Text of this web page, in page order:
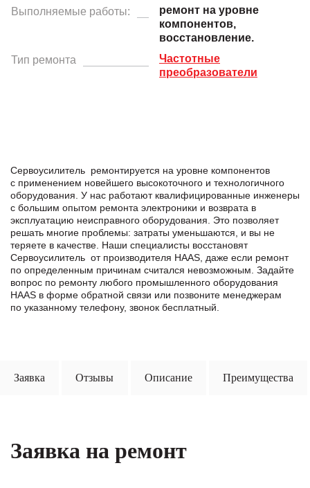
Выполняемые работы:
ремонт на уровне
компонентов,
восстановление.
Тип ремонта
Частотные
преобразователи
Сервоусилитель ремонтируется на уровне компонентов
с применением новейшего высокоточного и технологичного
оборудования. У нас работают квалифицированные инженеры
с большим опытом ремонта электроники и возврата в
эксплуатацию неисправного оборудования. Это позволяет
решать многие проблемы: затраты уменьшаются, и вы не
теряете в качестве. Наши специалисты восстановят
Сервоусилитель от производителя HAAS, даже если ремонт
по определенным причинам считался невозможным. Задайте
вопрос по ремонту любого промышленного оборудования
HAAS в формe обратной связи или позвоните менеджерам
по указанному телефону, звонок бесплатный.
Заявка Отзывы Описание Преимущества
Заявка на ремонт